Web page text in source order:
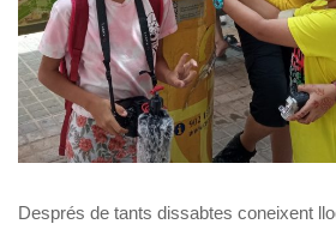
Després de tants dissabtes coneixent